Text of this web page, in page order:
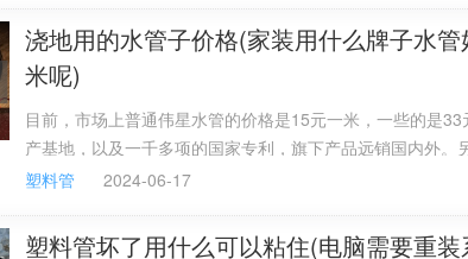
1.2寸，1.5寸的管径外径是50mm，2寸的管径外径尺寸是
管尺寸。
浇地用的水管子价格(家装用什么牌子水
米呢)
目前，市场上普通伟星水管的价格是15元一米，一些的是
产基地，以及一千多项的国家专利，旗下产品远销国内外。
府质量奖等多项荣誉。公司拥有10大生产基地，服务网络遍
塑料管 2024-06-17
塑料管坏了用什么可以粘住(电脑需要重